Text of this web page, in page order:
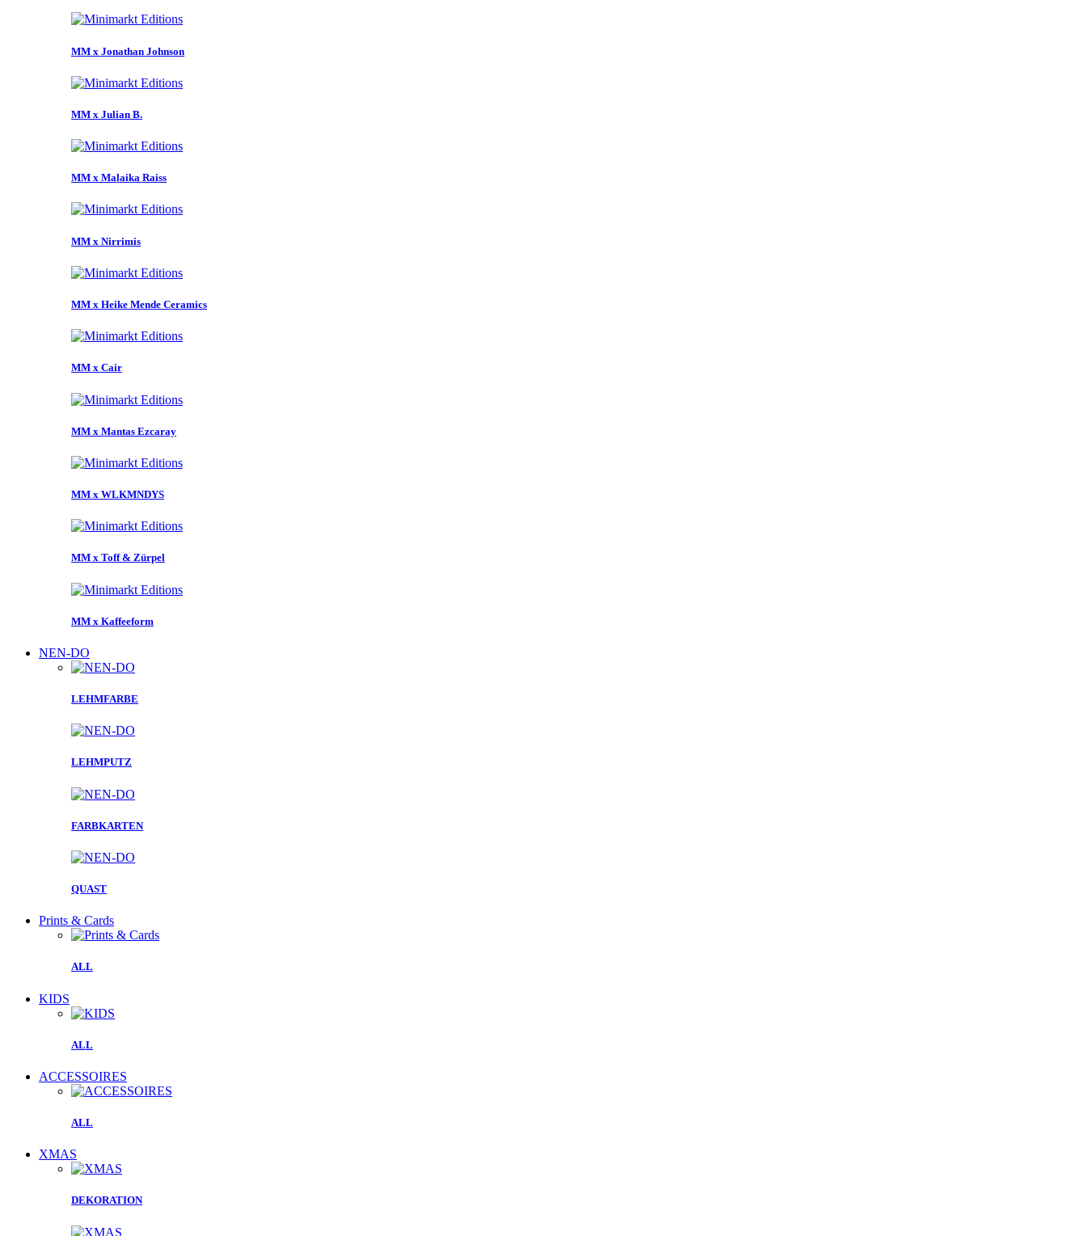
MM x Jonathan Johnson
MM x Julian B.
MM x Malaika Raiss
MM x Nirrimis
MM x Heike Mende Ceramics
MM x Cair
MM x Mantas Ezcaray
MM x WLKMNDYS
MM x Toff & Zürpel
MM x Kaffeeform
NEN-DO
LEHMFARBE
LEHMPUTZ
FARBKARTEN
QUAST
Prints & Cards
ALL
KIDS
ALL
ACCESSOIRES
ALL
XMAS
DEKORATION